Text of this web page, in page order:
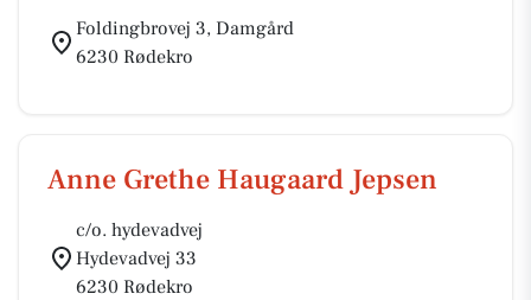
Foldingbrovej 3, Damgård
6230 Rødekro
Anne Grethe Haugaard Jepsen
c/o. hydevadvej
Hydevadvej 33
6230 Rødekro